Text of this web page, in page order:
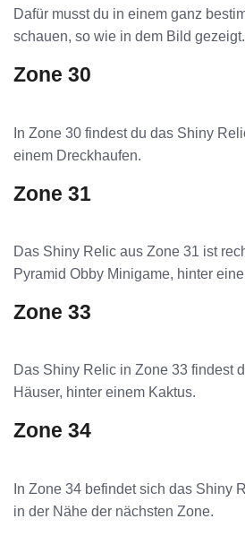
Dafür musst du in einem ganz
schauen, so wie in dem Bild gezeigt.
Zone 30
In Zone 30 findest du das Shiny
einem Dreckhaufen.
Zone 31
Das Shiny Relic aus Zone 31 ist
Pyramid Obby Minigame, hinter
Zone 33
Das Shiny Relic in Zone 33 findest
Häuser, hinter einem Kaktus.
Zone 34
In Zone 34 befindet sich das Shiny
in der Nähe der nächsten Zone.